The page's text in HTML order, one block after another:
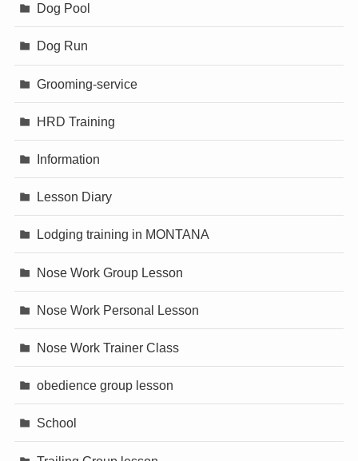
Dog Pool
Dog Run
Grooming-service
HRD Training
Information
Lesson Diary
Lodging training in MONTANA
Nose Work Group Lesson
Nose Work Personal Lesson
Nose Work Trainer Class
obedience group lesson
School